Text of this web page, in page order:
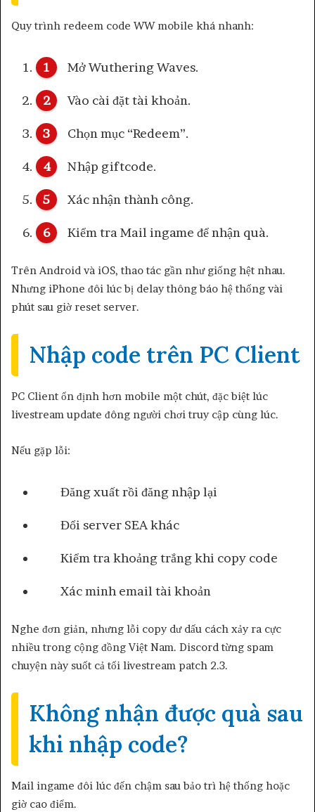
Quy trình redeem code WW mobile khá nhanh:
Mở Wuthering Waves.
Vào cài đặt tài khoản.
Chọn mục “Redeem”.
Nhập giftcode.
Xác nhận thành công.
Kiểm tra Mail ingame để nhận quà.
Trên Android và iOS, thao tác gần như giống hệt nhau.
Nhưng iPhone đôi lúc bị delay thông báo hệ thống vài
phút sau giờ reset server.
Nhập code trên PC Client
PC Client ổn định hơn mobile một chút, đặc biệt lúc
livestream update đông người chơi truy cập cùng lúc.
Nếu gặp lỗi:
Đăng xuất rồi đăng nhập lại
Đổi server SEA khác
Kiểm tra khoảng trắng khi copy code
Xác minh email tài khoản
Nghe đơn giản, nhưng lỗi copy dư dấu cách xảy ra cực
nhiều trong cộng đồng Việt Nam. Discord từng spam
chuyện này suốt cả tối livestream patch 2.3.
Không nhận được quà sau
khi nhập code?
Mail ingame đôi lúc đến chậm sau bảo trì hệ thống hoặc
giờ cao điểm.